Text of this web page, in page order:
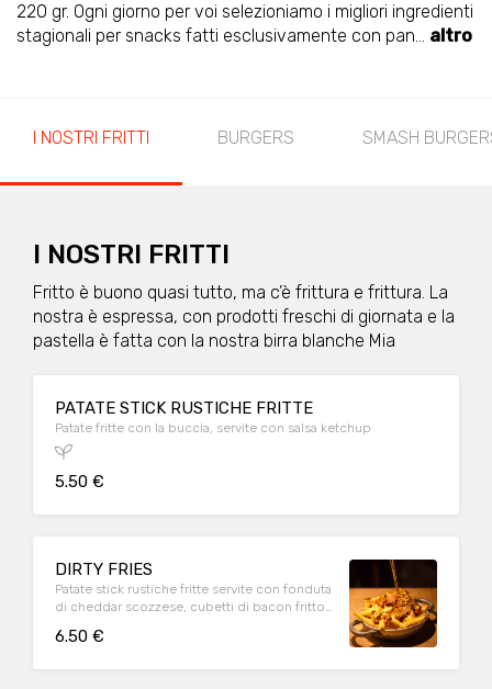
220 gr. Ogni giorno per voi selezioniamo i migliori ingredienti
stagionali per snacks fatti esclusivamente con pan... altro
I NOSTRI FRITTI BURGERS SMASH
I NOSTRI FRITTI
Fritto è buono quasi tutto, ma c’è frittura e frittura. La
nostra è espressa, con prodotti freschi di giornata e la
pastella è fatta con la nostra birra blanche Mia
PATATE STICK RUSTICHE FRITTE
Patate fritte con la buccia, servite con salsa ketchup
5.50 €
DIRTY FRIES
Patate stick rustiche fritte servite con fonduta
di cheddar scozzese, cubetti di bacon fritto,
6.50 €